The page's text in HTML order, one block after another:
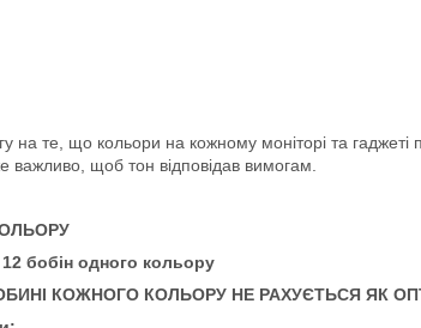
на те, що кольори на кожному моніторі та
щоб тон відповідав вимогам.
бобін одного кольору
КОЖНОГО КОЛЬОРУ НЕ РАХУЄТЬСЯ ЯК